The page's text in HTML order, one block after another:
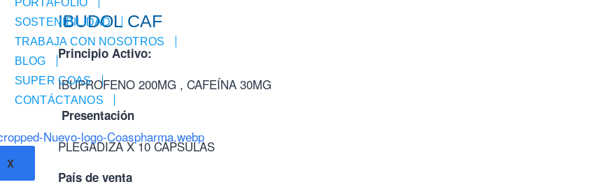
PORTAFOLIO
SOSTENIBILIDAD
TRABAJA CON NOSOTROS
BLOG
SUPER COAS
CONTÁCTANOS
X
IBUDOL CAF
Principio Activo:
IBUPROFENO 200MG , CAFEÍNA 30MG
Presentación
PLEGADIZA X 10 CÁPSULAS
País de venta